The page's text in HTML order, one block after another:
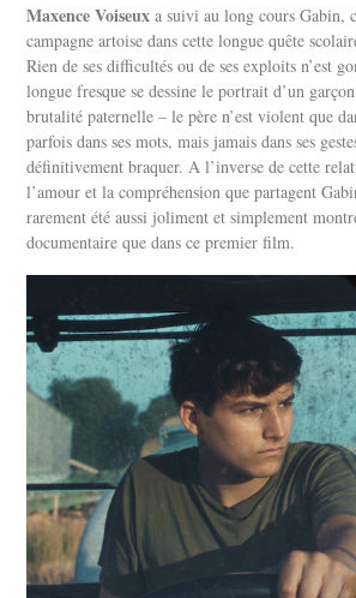
Maxence Voiseux a suivi au long cours Gabin,
campagne artoise dans cette longue quête
Rien de ses difficultés ou de ses exploits n’est
longue fresque se dessine le portrait d’un
brutalité paternelle – le père n’est violent que
parfois dans ses mots, mais jamais dans ses
définitivement braquer. A l’inverse de cette
l’amour et la compréhension que partagent
rarement été aussi joliment et simplement
documentaire que dans ce premier film.